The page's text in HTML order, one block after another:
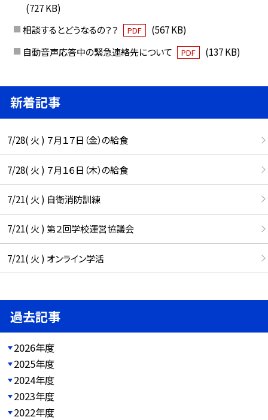
(727 KB)
相談するとどうなるの？？
PDF
(567 KB)
自動音声応答中の緊急連絡先について
PDF (137 KB)
新着記事
7/28( 火 ) ７月１７日（金）の給食
7/28( 火 ) ７月１６日（木）の給食
7/21( 火 ) 自衛消防訓練
7/21( 火 ) 第２回学校運営協議会
7/21( 火 ) オンライン学活
過去記事
2026年度
2025年度
2024年度
2023年度
2022年度